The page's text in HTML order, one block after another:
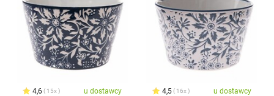
4,6 15x u dostawcy 4,5 16x u dostawcy